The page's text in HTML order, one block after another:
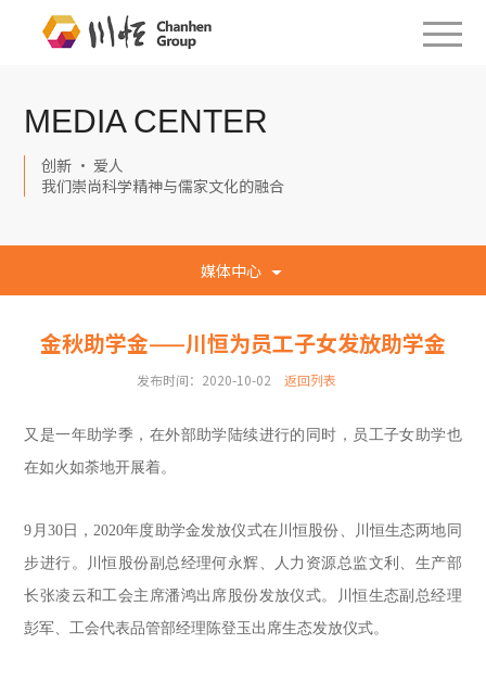
MEDIA CENTER
创新 · 爱人
我们崇尚科学精神与儒家文化的融合
媒体中心
金秋助学金——川恒为员工子女发放助学金
发布时间：2020-10-02 返回列表
又是一年助学季，在外部助学陆续进行的同时，员工子女助学也
在如火如荼地开展着。
9月30日，2020年度助学金发放仪式在川恒股份、川恒生态两地同
步进行。川恒股份副总经理何永辉、人力资源总监文利、生产部
长张凌云和工会主席潘鸿出席股份发放仪式。川恒生态副总经理
彭军、工会代表品管部经理陈登玉出席生态发放仪式。